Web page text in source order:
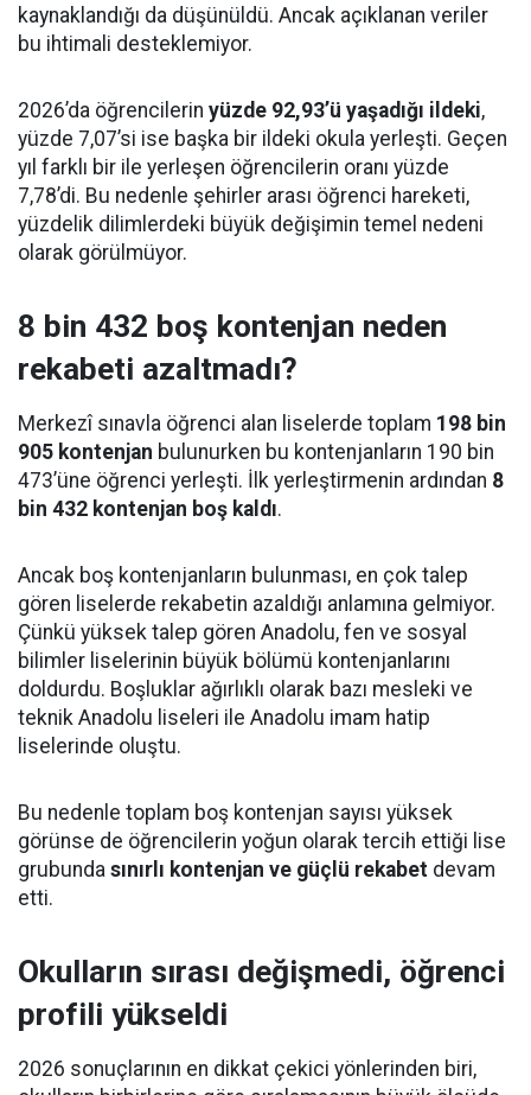
kaynaklandığı da düşünüldü. Ancak açıklanan veriler
bu ihtimali desteklemiyor.
2026’da öğrencilerin yüzde 92,93’ü yaşadığı ildeki,
yüzde 7,07’si ise başka bir ildeki okula yerleşti. Geçen
yıl farklı bir ile yerleşen öğrencilerin oranı yüzde
7,78’di. Bu nedenle şehirler arası öğrenci hareketi,
yüzdelik dilimlerdeki büyük değişimin temel nedeni
olarak görülmüyor.
8 bin 432 boş kontenjan neden
rekabeti azaltmadı?
Merkezî sınavla öğrenci alan liselerde toplam 198 bin
905 kontenjan bulunurken bu kontenjanların 190 bin
473’üne öğrenci yerleşti. İlk yerleştirmenin ardından 8
bin 432 kontenjan boş kaldı.
Ancak boş kontenjanların bulunması, en çok talep
gören liselerde rekabetin azaldığı anlamına gelmiyor.
Çünkü yüksek talep gören Anadolu, fen ve sosyal
bilimler liselerinin büyük bölümü kontenjanlarını
doldurdu. Boşluklar ağırlıklı olarak bazı mesleki ve
teknik Anadolu liseleri ile Anadolu imam hatip
liselerinde oluştu.
Bu nedenle toplam boş kontenjan sayısı yüksek
görünse de öğrencilerin yoğun olarak tercih ettiği lise
grubunda sınırlı kontenjan ve güçlü rekabet devam
etti.
Okulların sırası değişmedi, öğrenci
profili yükseldi
2026 sonuçlarının en dikkat çekici yönlerinden biri,